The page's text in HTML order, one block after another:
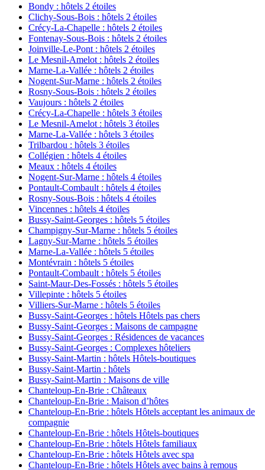
Bondy : hôtels 2 étoiles
Clichy-Sous-Bois : hôtels 2 étoiles
Crécy-La-Chapelle : hôtels 2 étoiles
Fontenay-Sous-Bois : hôtels 2 étoiles
Joinville-Le-Pont : hôtels 2 étoiles
Le Mesnil-Amelot : hôtels 2 étoiles
Marne-La-Vallée : hôtels 2 étoiles
Nogent-Sur-Marne : hôtels 2 étoiles
Rosny-Sous-Bois : hôtels 2 étoiles
Vaujours : hôtels 2 étoiles
Crécy-La-Chapelle : hôtels 3 étoiles
Le Mesnil-Amelot : hôtels 3 étoiles
Marne-La-Vallée : hôtels 3 étoiles
Trilbardou : hôtels 3 étoiles
Collégien : hôtels 4 étoiles
Meaux : hôtels 4 étoiles
Nogent-Sur-Marne : hôtels 4 étoiles
Pontault-Combault : hôtels 4 étoiles
Rosny-Sous-Bois : hôtels 4 étoiles
Vincennes : hôtels 4 étoiles
Bussy-Saint-Georges : hôtels 5 étoiles
Champigny-Sur-Marne : hôtels 5 étoiles
Lagny-Sur-Marne : hôtels 5 étoiles
Marne-La-Vallée : hôtels 5 étoiles
Montévrain : hôtels 5 étoiles
Pontault-Combault : hôtels 5 étoiles
Saint-Maur-Des-Fossés : hôtels 5 étoiles
Villepinte : hôtels 5 étoiles
Villiers-Sur-Marne : hôtels 5 étoiles
Bussy-Saint-Georges : hôtels Hôtels pas chers
Bussy-Saint-Georges : Maisons de campagne
Bussy-Saint-Georges : Résidences de vacances
Bussy-Saint-Georges : Complexes hôteliers
Bussy-Saint-Martin : hôtels Hôtels-boutiques
Bussy-Saint-Martin : hôtels
Bussy-Saint-Martin : Maisons de ville
Chanteloup-En-Brie : Châteaux
Chanteloup-En-Brie : Maison d’hôtes
Chanteloup-En-Brie : hôtels Hôtels acceptant les animaux de
compagnie
Chanteloup-En-Brie : hôtels Hôtels-boutiques
Chanteloup-En-Brie : hôtels Hôtels familiaux
Chanteloup-En-Brie : hôtels Hôtels avec spa
Chanteloup-En-Brie : hôtels Hôtels avec bains à remous